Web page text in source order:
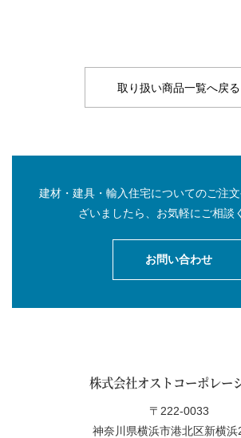
取り扱い商品一覧へ戻る
建材・建具・輸入住宅についてのご注
ざいましたら、お気軽にご相談
お問い合わせ
株式会社オストコーポレー
〒222-0033
神奈川県横浜市港北区新横浜